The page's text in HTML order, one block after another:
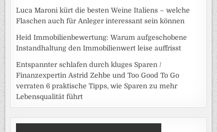
Luca Maroni kürt die besten Weine Italiens – welche
Flaschen auch für Anleger interessant sein können
Heid Immobilienbewertung: Warum aufgeschobene
Instandhaltung den Immobilienwert leise auffrisst
Entspannter schlafen durch kluges Sparen /
Finanzexpertin Astrid Zehbe und Too Good To Go
verraten 6 praktische Tipps, wie Sparen zu mehr
Lebensqualität führt